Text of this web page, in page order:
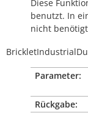
Diese
benutzt. In
nicht
Parameter:
Rückgabe: